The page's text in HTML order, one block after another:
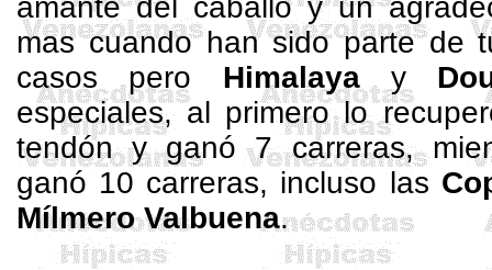
amante del caballo y un
mas cuando han sido parte de
casos pero Himalayay
especiales, al primero lo
tendón y ganó 7 carreras,
ganó 10 carreras, incluso las
MílmeroValbuena.